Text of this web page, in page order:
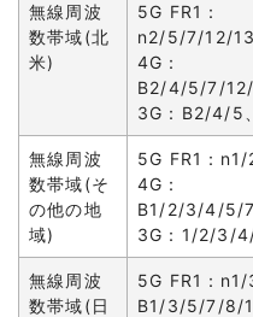
無線周波
数帯域(北
米)
5G FR1：
n2/5/7/12/
4G：
B2/4/5/7/
3G：B2/4/5
無線周波
数帯域(そ
の他の地
域)
5G FR1：
4G：
B1/2/3/4/5/
3G：1/2/3/
無線周波
数帯域(日
5G FR1：
B1/3/5/7/8/